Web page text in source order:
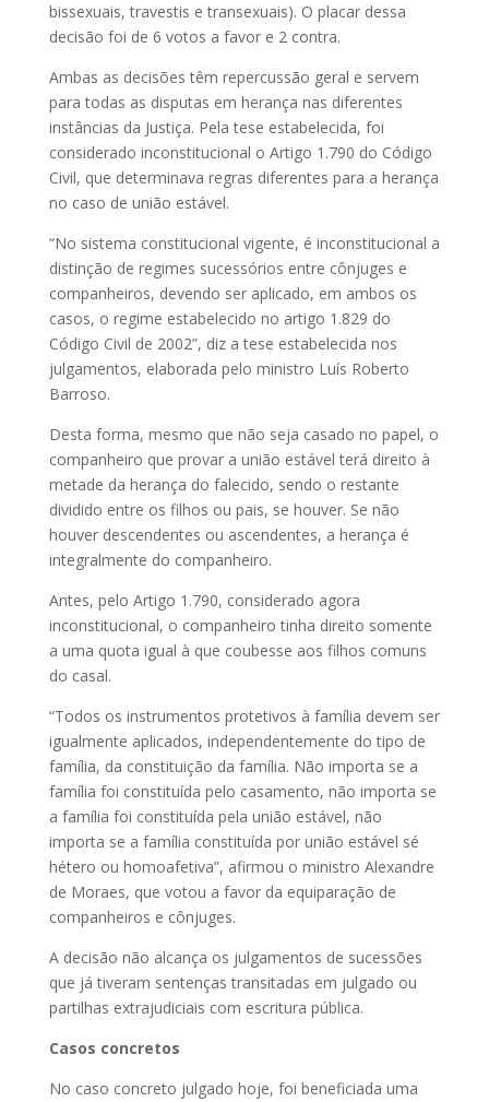
bissexuais, travestis e transexuais). O placar dessa
decisão foi de 6 votos a favor e 2 contra.
Ambas as decisões têm repercussão geral e servem
para todas as disputas em herança nas diferentes
instâncias da Justiça. Pela tese estabelecida, foi
considerado inconstitucional o Artigo 1.790 do Código
Civil, que determinava regras diferentes para a herança
no caso de união estável.
“No sistema constitucional vigente, é inconstitucional a
distinção de regimes sucessórios entre cônjuges e
companheiros, devendo ser aplicado, em ambos os
casos, o regime estabelecido no artigo 1.829 do
Código Civil de 2002”, diz a tese estabelecida nos
julgamentos, elaborada pelo ministro Luís Roberto
Barroso.
Desta forma, mesmo que não seja casado no papel, o
companheiro que provar a união estável terá direito à
metade da herança do falecido, sendo o restante
dividido entre os filhos ou pais, se houver. Se não
houver descendentes ou ascendentes, a herança é
integralmente do companheiro.
Antes, pelo Artigo 1.790, considerado agora
inconstitucional, o companheiro tinha direito somente
a uma quota igual à que coubesse aos filhos comuns
do casal.
“Todos os instrumentos protetivos à família devem ser
igualmente aplicados, independentemente do tipo de
família, da constituição da família. Não importa se a
família foi constituída pelo casamento, não importa se
a família foi constituída pela união estável, não
importa se a família constituída por união estável sé
hétero ou homoafetiva”, afirmou o ministro Alexandre
de Moraes, que votou a favor da equiparação de
companheiros e cônjuges.
A decisão não alcança os julgamentos de sucessões
que já tiveram sentenças transitadas em julgado ou
partilhas extrajudiciais com escritura pública.
Casos concretos
No caso concreto julgado hoje, foi beneficiada uma